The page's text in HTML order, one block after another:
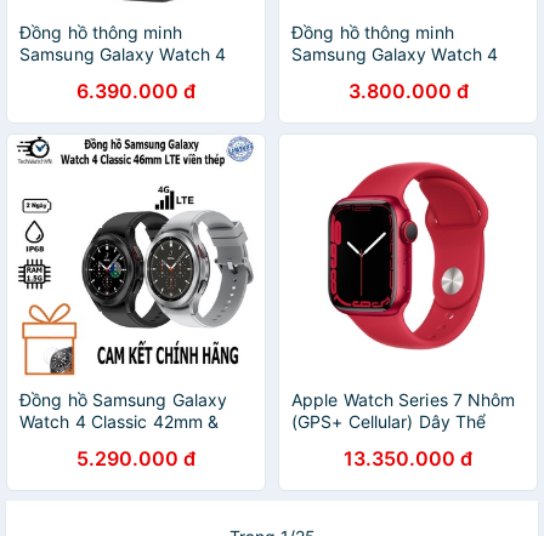
Đồng hồ thông minh
Samsung Galaxy Watch 4
R885F) - Hàng Chính Hãng
6.390.000 đ
Đồng hồ thông minh
Samsung Galaxy Watch 4
- Chính hãng nguyên seal
3.800.000 đ
Đồng hồ Samsung Galaxy
Watch 4 Classic 42mm &
Không hộp giấy
5.290.000 đ
Apple Watch Series 7 Nhôm
(GPS+ Cellular) Dây Thể
13.350.000 đ